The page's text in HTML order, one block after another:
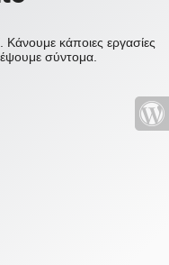
Κάνουμε κάποιες εργασίες
σύντομα.